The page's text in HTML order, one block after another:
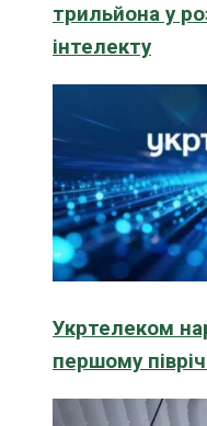
трильйона у
інтелекту
Укртелеком
першому